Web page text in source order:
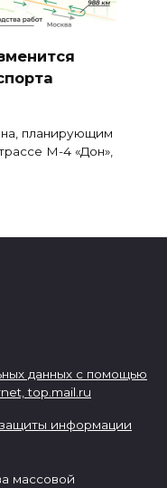
планирующим
М-4 «Дон»,
данных с помощью
top.mail.ru
информации
массовой